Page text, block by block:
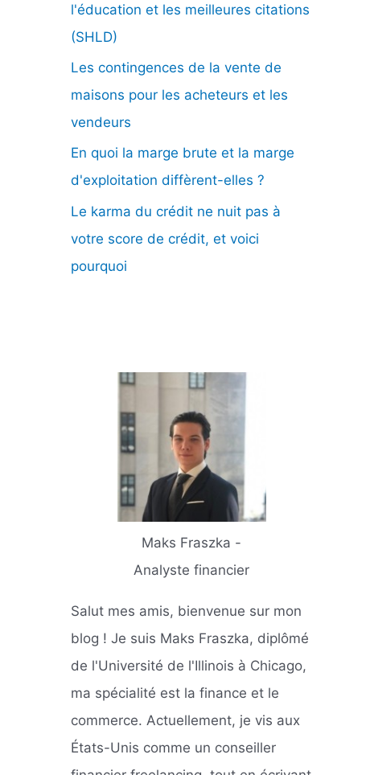
:
l'éducation et les meilleures citations
(SHLD)
Les contingences de la vente de
maisons pour les acheteurs et les
vendeurs
En quoi la marge brute et la marge
d'exploitation diffèrent-elles ?
Le karma du crédit ne nuit pas à
votre score de crédit, et voici
pourquoi
Maks Fraszka -
Analyste financier
Salut mes amis, bienvenue sur mon
blog ! Je suis Maks Fraszka, diplômé
de l'Université de l'Illinois à Chicago,
ma spécialité est la finance et le
commerce. Actuellement, je vis aux
États-Unis comme un conseiller